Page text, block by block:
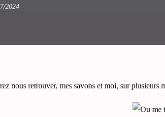
2024
nous retrouver, mes savons et moi, sur